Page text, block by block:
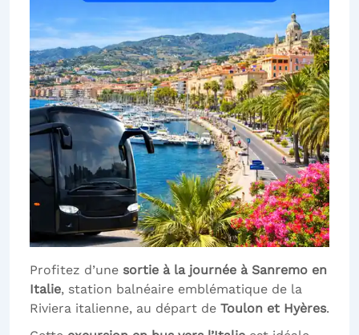
Profitez d’une sortie à la journée à Sanremo en
Italie, station balnéaire emblématique de la
Riviera italienne, au départ de Toulon et Hyères.